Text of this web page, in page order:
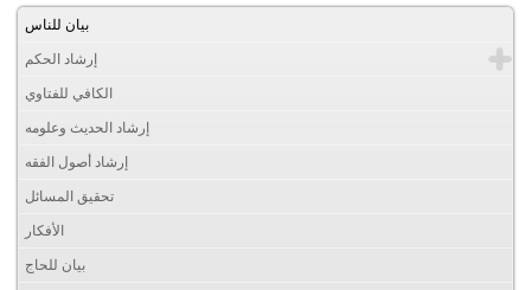
بيان للناس
إرشاد الحكم
الكافي للفتاوي
إرشاد الحديث وعلومه
إرشاد أصول الفقه
تحقيق المسائل
الأفكار
بيان للحاج